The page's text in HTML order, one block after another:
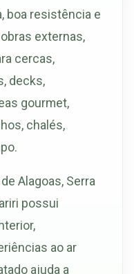
boa resistência e
externas,
cercas,
decks,
gourmet,
chalés,
Alagoas, Serra
possui
ao ar
ajuda a